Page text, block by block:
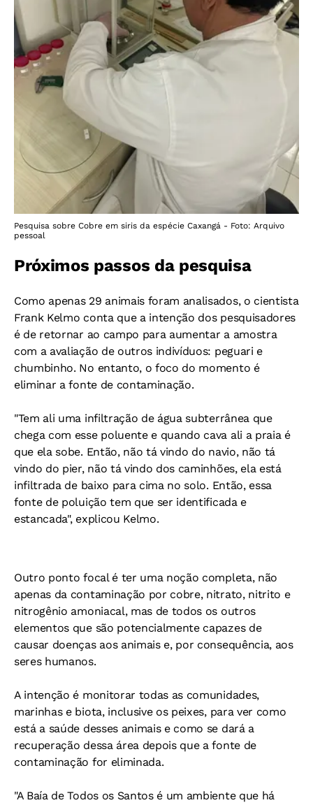
Pesquisa sobre Cobre em siris da espécie Caxangá - Foto: Arquivo
pessoal
Próximos passos da pesquisa
Como apenas 29 animais foram analisados, o cientista
Frank Kelmo conta que a intenção dos pesquisadores
é de retornar ao campo para aumentar a amostra
com a avaliação de outros indivíduos: peguari e
chumbinho. No entanto, o foco do momento é
eliminar a fonte de contaminação.
"Tem ali uma infiltração de água subterrânea que
chega com esse poluente e quando cava ali a praia é
que ela sobe. Então, não tá vindo do navio, não tá
vindo do pier, não tá vindo dos caminhões, ela está
infiltrada de baixo para cima no solo. Então, essa
fonte de poluição tem que ser identificada e
estancada", explicou Kelmo.
Outro ponto focal é ter uma noção completa, não
apenas da contaminação por cobre, nitrato, nitrito e
nitrogênio amoniacal, mas de todos os outros
elementos que são potencialmente capazes de
causar doenças aos animais e, por consequência, aos
seres humanos.
A intenção é monitorar todas as comunidades,
marinhas e biota, inclusive os peixes, para ver como
está a saúde desses animais e como se dará a
recuperação dessa área depois que a fonte de
contaminação for eliminada.
"A Baía de Todos os Santos é um ambiente que há